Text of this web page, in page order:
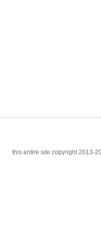
this entire site copyright 2013-